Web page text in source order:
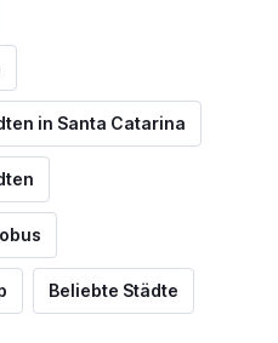
in Santa Catarina
Beliebte Städte